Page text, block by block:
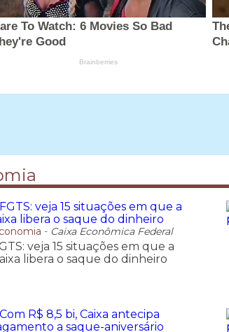
- Caixa Econômica Federal
veja 15 situações em que a
libera o saque do dinheiro